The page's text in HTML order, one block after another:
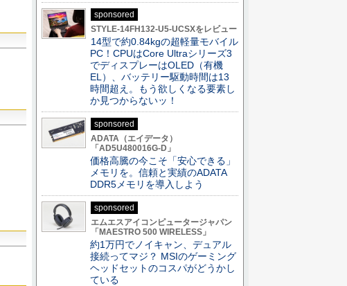
sponsored
STYLE-14FH132-U5-UCSXをレビュー
14型で約0.84kgの超軽量モバイル
PC！CPUはCore Ultraシリーズ3
でディスプレーはOLED（有機
EL）、バッテリー駆動時間は13
時間超え。もう欲しくなる要素し
か見つからないッ！
sponsored
ADATA（エイデータ）
「AD5U480016G-D」
価格高騰の今こそ「安心できる」
メモリを。信頼と実績のADATA
DDR5メモリを導入しよう
sponsored
エムエスアイコンピュータージャパン
「MAESTRO 500 WIRELESS」
約1万円でノイキャン、デュアル
接続ってマジ？ MSIのゲーミング
ヘッドセットのコスパがどうかし
ている